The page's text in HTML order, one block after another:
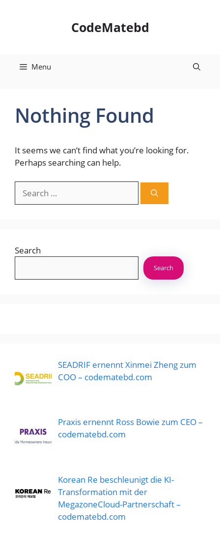
CodeMatebd
Menu
Nothing Found
It seems we can’t find what you’re looking for.
Perhaps searching can help.
for:
Search
Search
SEADRIF ernennt Xinmei Zheng zum
COO – codematebd.com
Praxis ernennt Ross Bowie zum CEO –
codematebd.com
Korean Re beschleunigt die KI-
Transformation mit der
MegazoneCloud-Partnerschaft –
codematebd.com